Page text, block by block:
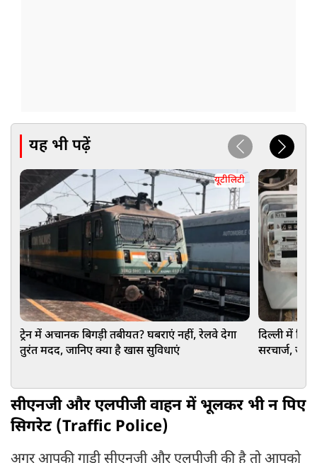
यह भी पढ़ें
यूटीलिटी
ट्रेन में अचानक बिगड़ी तबीयत? घबराएं नहीं, रेलवे देगा
तुरंत मदद, जानिए क्या है खास सुविधाएं
दिल्ली में
सरचार्ज,
सीएनजी और एलपीजी वाहन में भूलकर भी न पिए
सिगरेट (Traffic Police)